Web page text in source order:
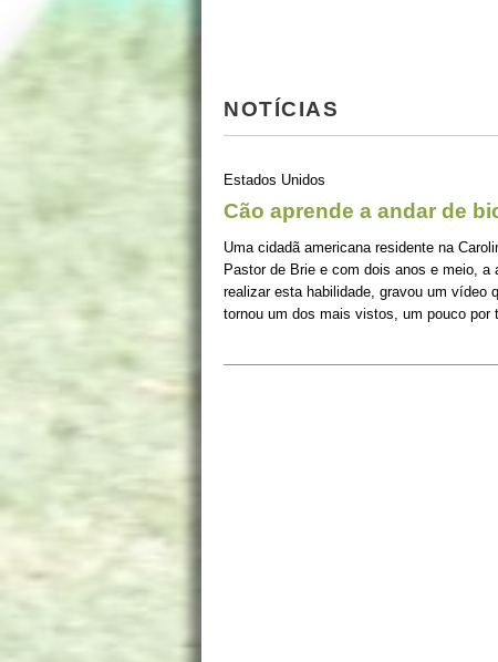
NOTÍCIAS
Estados Unidos
Cão aprende a andar de
Uma cidadã americana residente na
Pastor de Brie e com dois anos e meio, a
realizar esta habilidade, gravou um vídeo
tornou um dos mais vistos, um pouco por